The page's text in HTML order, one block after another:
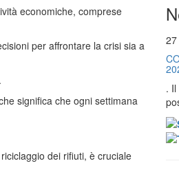
economiche, comprese
per affrontare la crisi sia a
significa che ogni settimana
dei rifiuti, è cruciale
.